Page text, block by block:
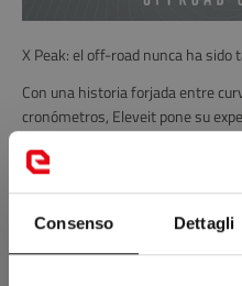
Consenso Dettagli
X Peak: el off-road nunca ha sido
Con una historia forjada entre
cronómetros, Eleveit pone su
15 jul 2025
ROAD